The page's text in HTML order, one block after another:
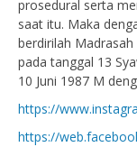
prosedural serta
saat itu. Maka
berdirilah
pada tanggal 13
10 Juni 1987 M
https://
https://